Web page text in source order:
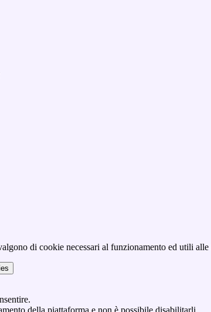
di cookie necessari al funzionamento ed utili
della piattaforma e non è possibile disabilitarli.